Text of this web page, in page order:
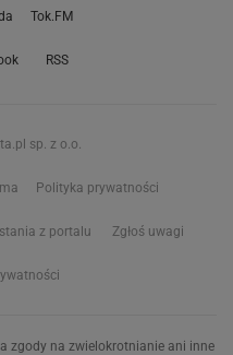
Tok.FM
RSS
sp. z o.o.
Polityka prywatności
z portalu Zgłoś uwagi
zgody na zwielokrotnianie ani inne